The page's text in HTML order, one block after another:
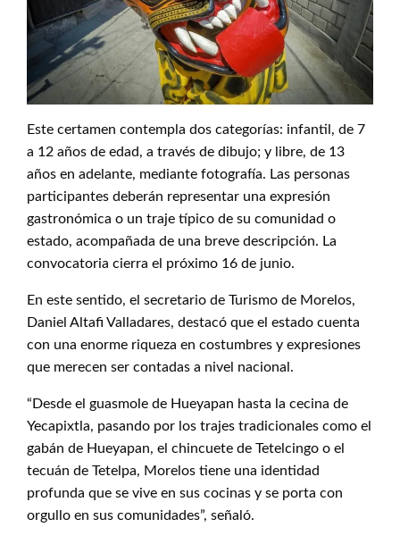
Este certamen contempla dos categorías: infantil, de 7
a 12 años de edad, a través de dibujo; y libre, de 13
años en adelante, mediante fotografía. Las personas
participantes deberán representar una expresión
gastronómica o un traje típico de su comunidad o
estado, acompañada de una breve descripción. La
convocatoria cierra el próximo 16 de junio.
En este sentido, el secretario de Turismo de Morelos,
Daniel Altafi Valladares, destacó que el estado cuenta
con una enorme riqueza en costumbres y expresiones
que merecen ser contadas a nivel nacional.
“Desde el guasmole de Hueyapan hasta la cecina de
Yecapixtla, pasando por los trajes tradicionales como el
gabán de Hueyapan, el chincuete de Tetelcingo o el
tecuán de Tetelpa, Morelos tiene una identidad
profunda que se vive en sus cocinas y se porta con
orgullo en sus comunidades”, señaló.